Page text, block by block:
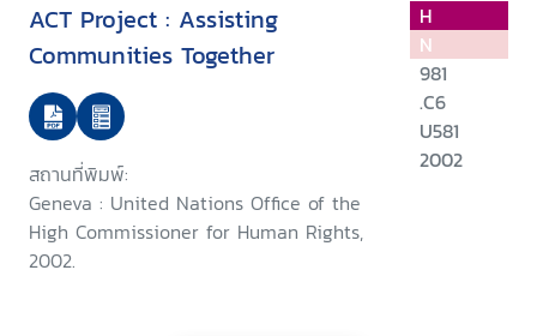
ACT Project : Assisting
Communities Together
สถานที่พิมพ์:
Geneva : United Nations Office of the
High Commissioner for Human Rights,
2002.
H
N
981
.C6
U581
2002